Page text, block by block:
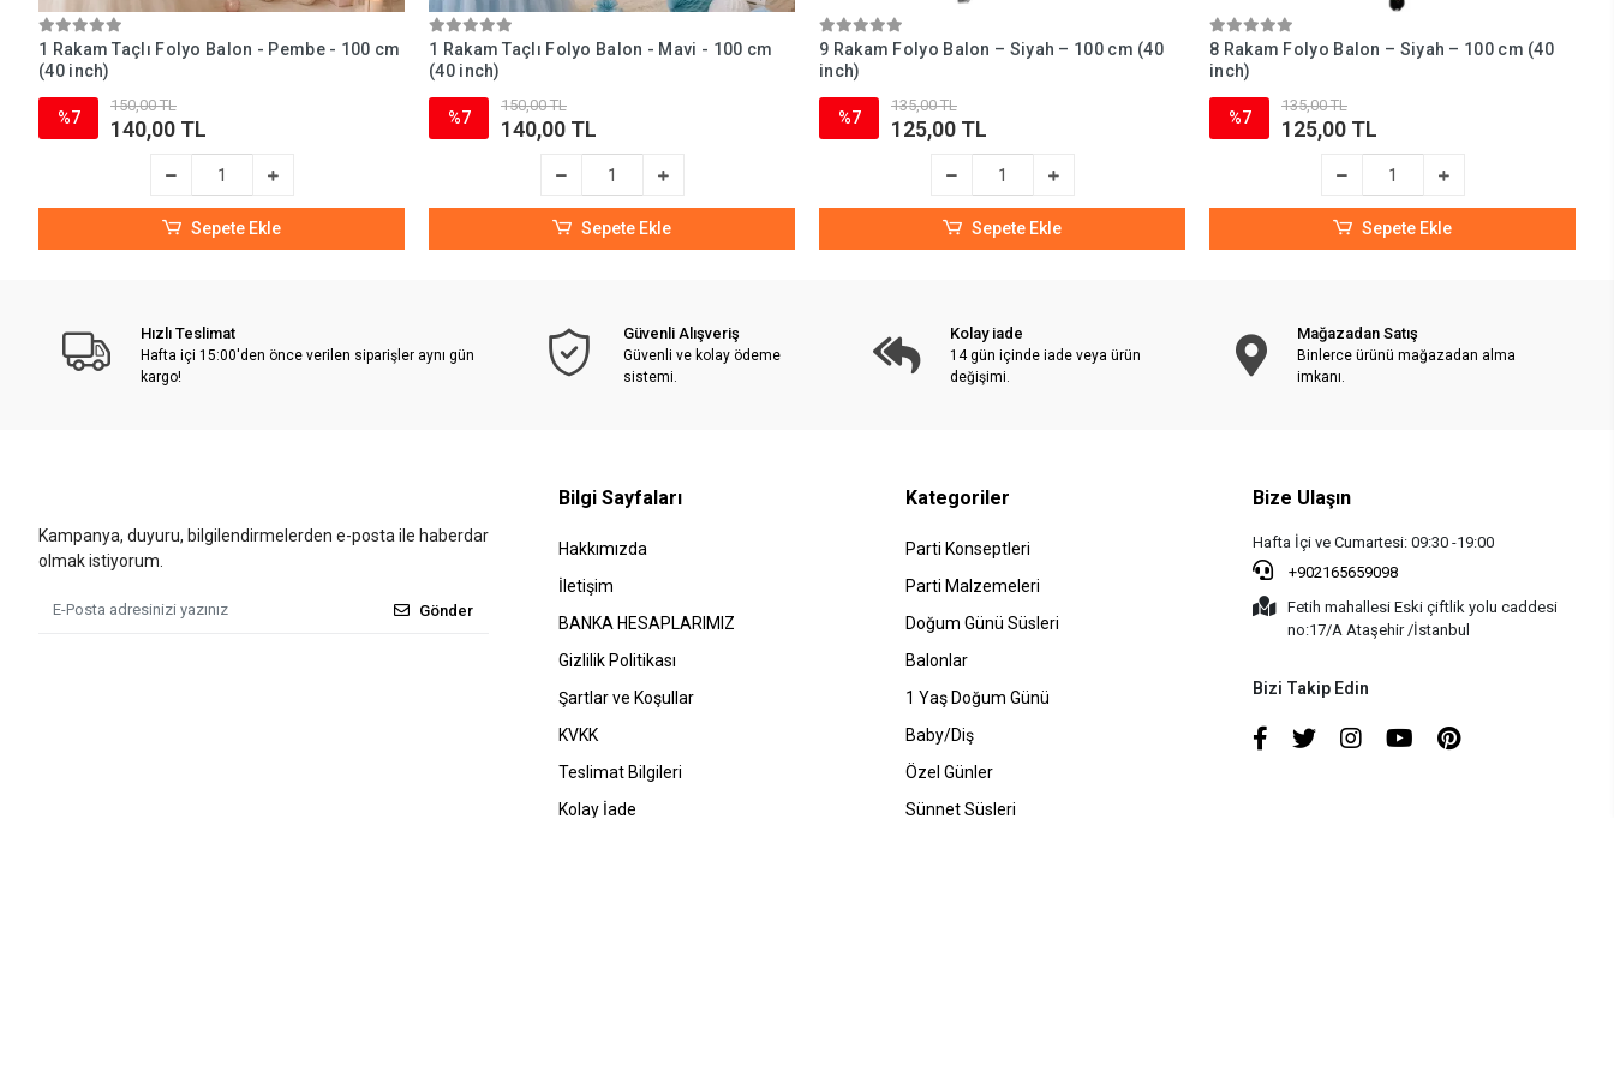
1 Rakam Taçlı Folyo Balon - Pembe - 100 cm
(40 inch)
%7
150,00 TL
140,00 TL
Sepete Ekle
1 Rakam Taçlı Folyo Balon - Mavi - 100 cm
(40 inch)
%7
150,00 TL
140,00 TL
Sepete Ekle
9 Rakam Folyo Balon – Siyah – 100 cm (40
inch)
%7
135,00 TL
125,00 TL
Sepete Ekle
8 Rakam Folyo Balon – Siyah – 100 cm (40
inch)
%7
135,00 TL
125,00 TL
Sepete Ekle
Hızlı Teslimat
Hafta içi 15:00'den önce verilen siparişler aynı gün
kargo!
Güvenli Alışveriş
Güvenli ve kolay ödeme
sistemi.
Kolay iade
14 gün içinde iade veya ürün
değişimi.
Mağazadan Satış
Binlerce ürünü mağazadan alma
imkanı.
Kampanya, duyuru, bilgilendirmelerden e-posta ile haberdar
olmak istiyorum.
Gönder
Bilgi Sayfaları
Hakkımızda
İletişim
BANKA HESAPLARIMIZ
Gizlilik Politikası
Şartlar ve Koşullar
KVKK
Teslimat Bilgileri
Kolay İade
Kategoriler
Parti Konseptleri
Parti Malzemeleri
Doğum Günü Süsleri
Balonlar
1 Yaş Doğum Günü
Baby/Diş
Özel Günler
Sünnet Süsleri
Bize Ulaşın
Hafta İçi ve Cumartesi: 09:30 -19:00
+902165659098
Fetih mahallesi Eski çiftlik yolu caddesi
no:17/A Ataşehir /İstanbul
Bizi Takip Edin